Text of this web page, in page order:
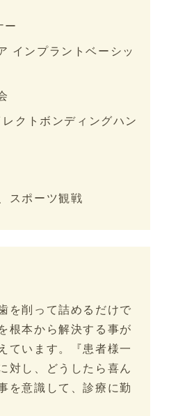
ー
インプラントベーシッ
クトボンディングハン
スポーツ観戦
を削って詰めるだけで
根本から解決する事が
ています。『患者様一
対し、どうしたら喜ん
を意識して、診療に勤